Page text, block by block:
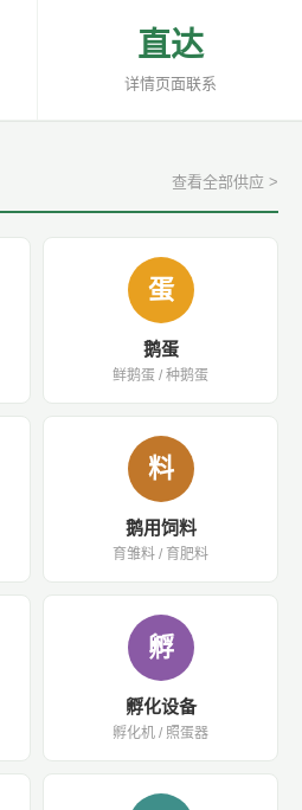
直达
详情页面联系
查看全部供应 >
蛋
鹅蛋
鲜鹅蛋 / 种鹅蛋
料
鹅用饲料
育雏料 / 育肥料
孵
孵化设备
孵化机 / 照蛋器